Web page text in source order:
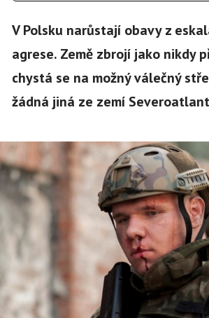
V Polsku narůstají obavy z
agrese. Země zbrojí jako nikdy
chystá se na možný válečný
žádná jiná ze zemí